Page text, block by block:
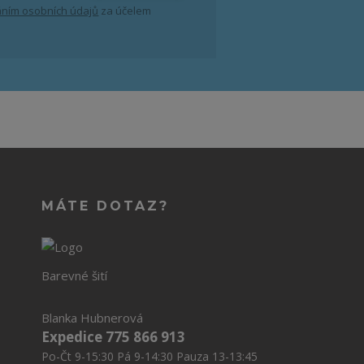
osobních údajů za účelem
MÁTE DOTAZ?
Barevné šití
Blanka Hubnerová
Expedice 775 866 913
Po-Čt 9-15:30 Pá 9-14:30 Pauza 13-13:45